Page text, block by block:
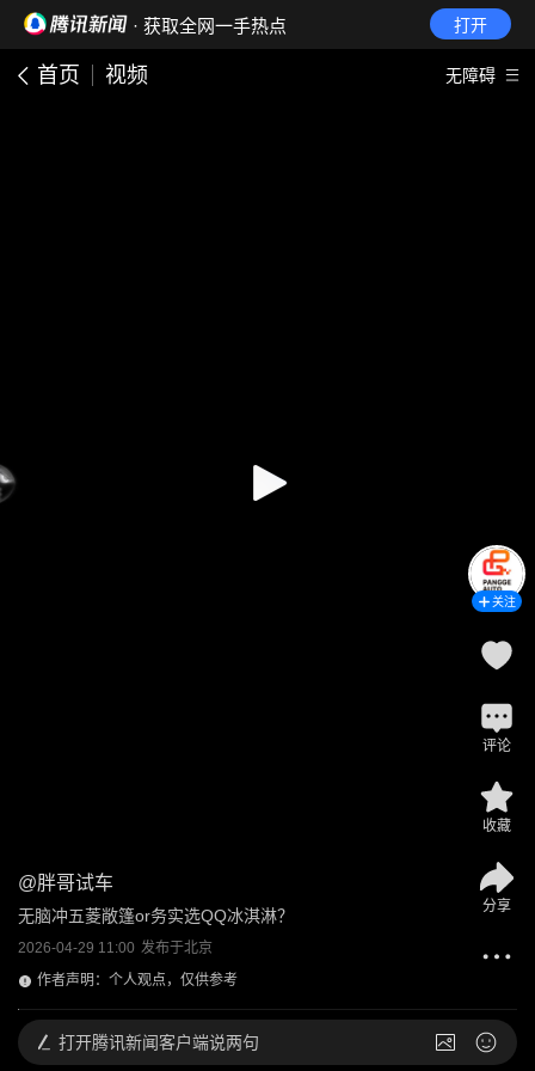
· 获取全网一手热点 打开
首页 视频 无障碍
@胖哥试车
无脑冲五菱敞篷or务实选QQ冰淇淋？
2026-04-29 11:00 发布于北京
作者声明：个人观点，仅供参考
关注
评论
收藏
分享
打开腾讯新闻客户端说两句